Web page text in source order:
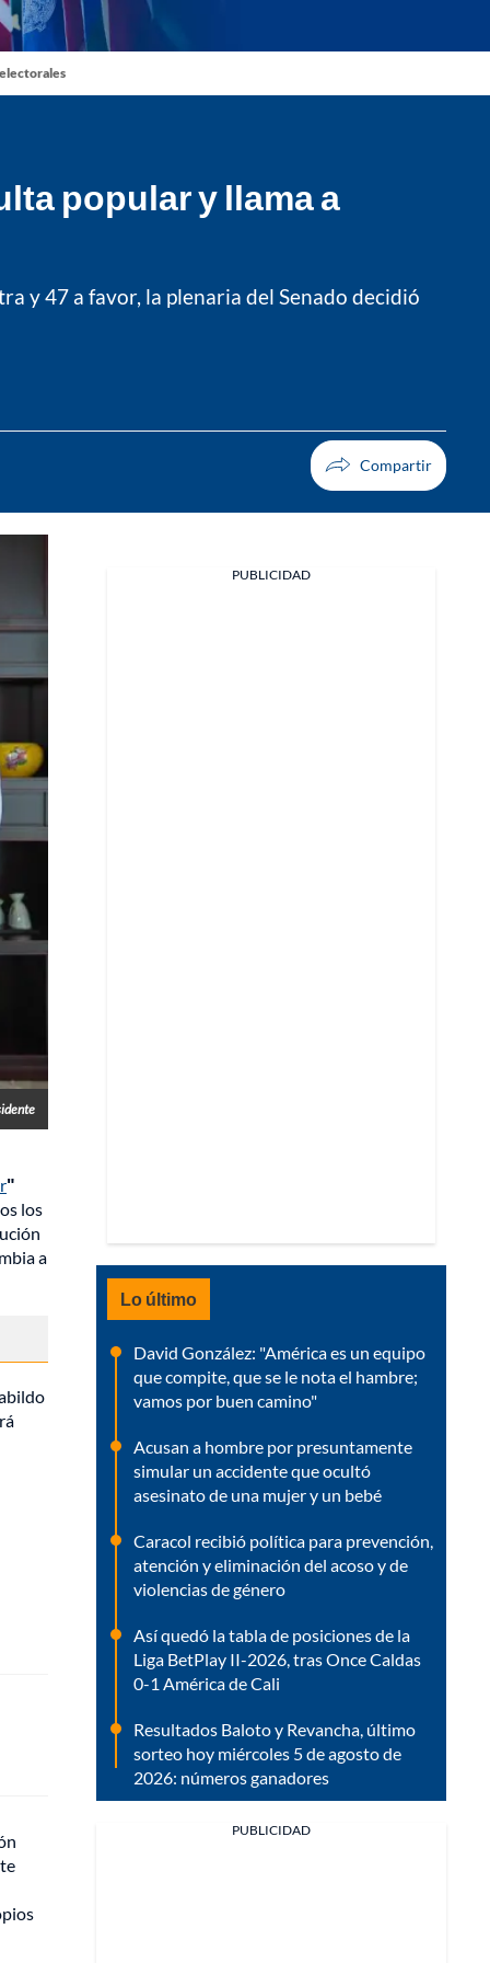
popular y llama a
y 47 a favor, la plenaria del Senado decidió
"
los
a
PUBLICIDAD
Lo último
David González: "América es un equipo
que compite, que se le nota el hambre;
vamos por buen camino"
Acusan a hombre por presuntamente
simular un accidente que ocultó
asesinato de una mujer y un bebé
Caracol recibió política para prevención,
atención y eliminación del acoso y de
violencias de género
Así quedó la tabla de posiciones de la
Liga BetPlay II-2026, tras Once Caldas
0-1 América de Cali
Resultados Baloto y Revancha, último
sorteo hoy miércoles 5 de agosto de
2026: números ganadores
PUBLICIDAD